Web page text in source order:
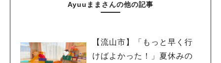
Ayuuままさんの他の記事
【流山市】「もっと早く行
けばよかった！」夏休みの